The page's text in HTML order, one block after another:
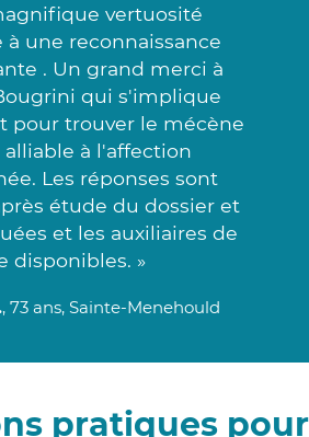
vertuosité
à une reconnaissance
. Un grand merci à
qui s'implique
pour trouver le mécène
alliable à l'affection
Les réponses sont
étude du dossier et
et les auxiliaires de
disponibles. »
, 73 ans, Sainte-Menehould
pratiques pour